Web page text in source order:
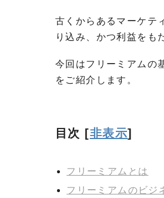
古くからあるマーケテ
り込み、かつ利益をも
今回はフリーミアムの
をご紹介します。
目次 [非表示]
フリーミアムとは
フリーミアムのビジ